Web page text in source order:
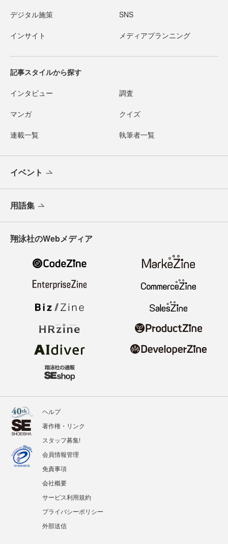
デジタル施策 SNS
インサイト メディアプランニング
記事スタイルから探す
インタビュー 調査
マンガ クイズ
連載一覧 執筆者一覧
イベント
用語集
翔泳社のWebメディア
ヘルプ
著作権・リンク
スタッフ募集!
会員情報管理
免責事項
会社概要
サービス利用規約
プライバシーポリシー
外部送信